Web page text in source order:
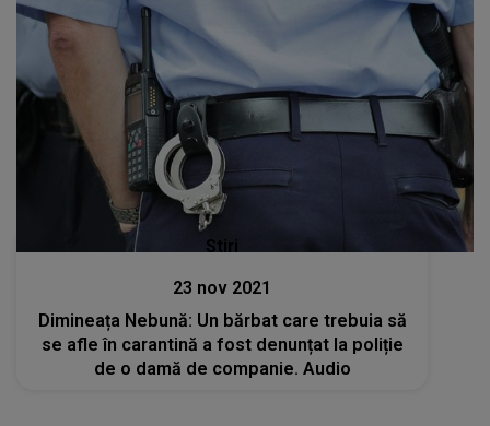
Stiri
23 nov 2021
Dimineața Nebună: Un bărbat care trebuia să
se afle în carantină a fost denunțat la poliție
de o damă de companie. Audio